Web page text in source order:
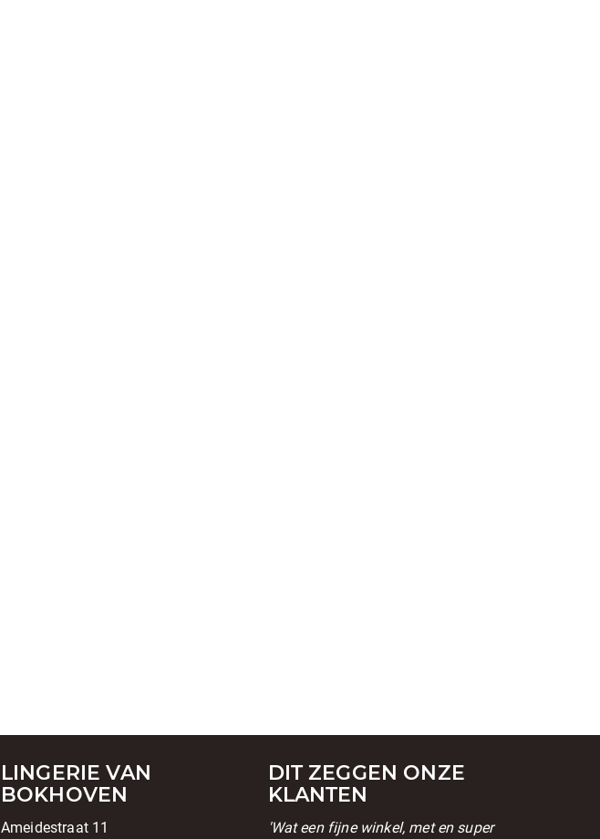
LINGERIE VAN
BOKHOVEN
Ameidestraat 11
DIT ZEGGEN ONZE
KLANTEN
'Wat een fijne winkel, met en super